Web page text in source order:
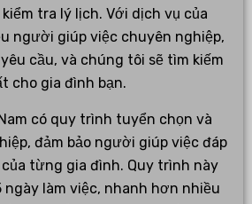
tra lý lịch. Với dịch vụ của
người giúp việc chuyên nghiệp,
cầu, và chúng tôi sẽ tìm kiếm
cho gia đình bạn.
có quy trình tuyển chọn và
đảm bảo người giúp việc đáp
từng gia đình. Quy trình này
làm việc, nhanh hơn nhiều